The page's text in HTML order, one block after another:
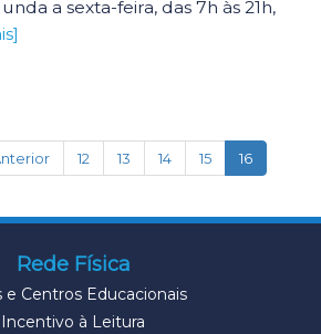
a sexta-feira, das 7h às 21h,
12 13 14 15 16(current)
Rede Física
e Centros Educacionais
Incentivo à Leitura